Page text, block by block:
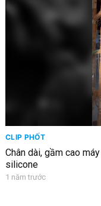
CLIP PHỐT
Chân dài, gầm cao
silicone
1 năm trước